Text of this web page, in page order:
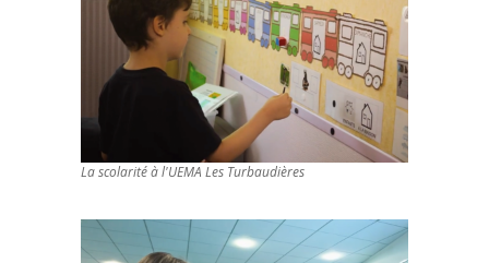
La scolarité à l'UEMA Les Turbaudières